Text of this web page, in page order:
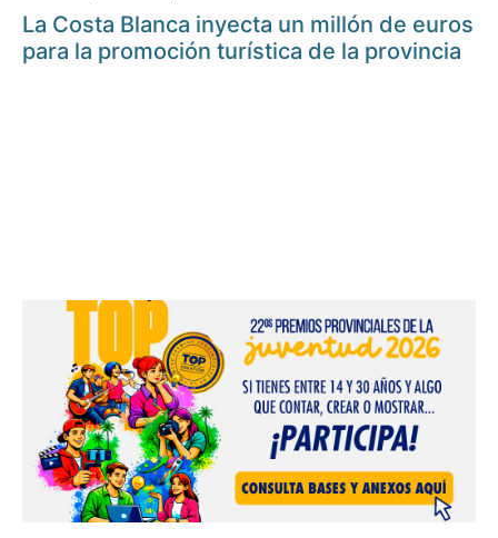
La Costa Blanca inyecta un millón de euros
para la promoción turística de la provincia